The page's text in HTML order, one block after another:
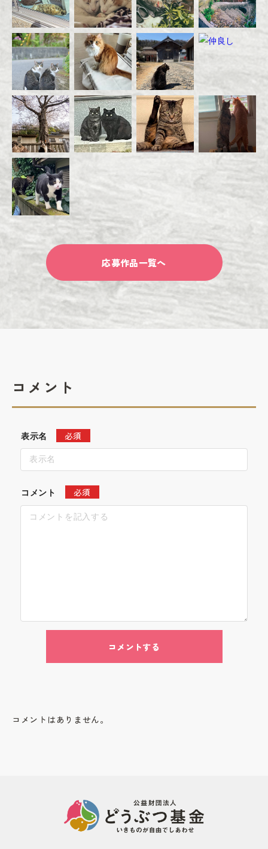
応募作品一覧へ
コメント
表示名 必須
コメント 必須
コメントする
コメントはありません。